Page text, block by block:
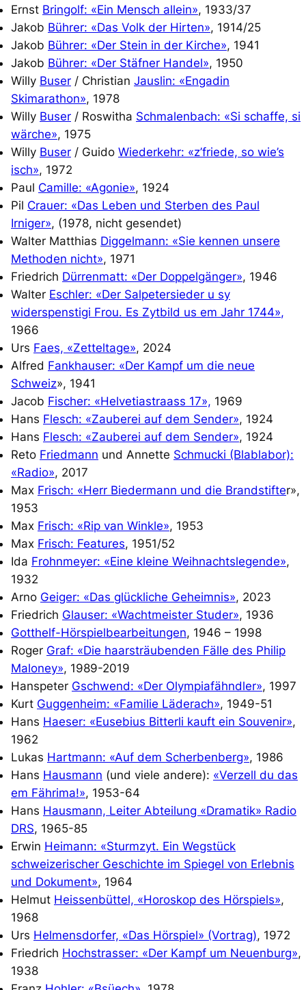
Ernst Bringolf: «Ein Mensch allein», 1933/37
Jakob Bührer: «Das Volk der Hirten», 1914/25
Jakob Bührer: «Der Stein in der Kirche», 1941
Jakob Bührer: «Der Stäfner Handel», 1950
Willy Buser / Christian Jauslin: «Engadin
Skimarathon», 1978
Willy Buser / Roswitha Schmalenbach: «Si schaffe, si
wärche», 1975
Willy Buser / Guido Wiederkehr: «z’friede, so wie’s
isch», 1972
Paul Camille: «Agonie», 1924
Pil Crauer: «Das Leben und Sterben des Paul
Irniger», (1978, nicht gesendet)
Walter Matthias Diggelmann: «Sie kennen unsere
Methoden nicht», 1971
Friedrich Dürrenmatt: «Der Doppelgänger», 1946
Walter Eschler: «Der Salpetersieder u sy
widerspenstigi Frou. Es Zytbild us em Jahr 1744»,
1966
Urs Faes, «Zetteltage», 2024
Alfred Fankhauser: «Der Kampf um die neue
Schweiz», 1941
Jacob Fischer: «Helvetiastraass 17», 1969
Hans Flesch: «Zauberei auf dem Sender», 1924
Hans Flesch: «Zauberei auf dem Sender», 1924
Reto Friedmann und Annette Schmucki (Blablabor):
«Radio», 2017
Max Frisch: «Herr Biedermann und die Brandstifter»,
1953
Max Frisch: «Rip van Winkle», 1953
Max Frisch: Features, 1951/52
Ida Frohnmeyer: «Eine kleine Weihnachtslegende»,
1932
Arno Geiger: «Das glückliche Geheimnis», 2023
Friedrich Glauser: «Wachtmeister Studer», 1936
Gotthelf-Hörspielbearbeitungen, 1946 – 1998
Roger Graf: «Die haarsträubenden Fälle des Philip
Maloney», 1989-2019
Hanspeter Gschwend: «Der Olympiafähndler», 1997
Kurt Guggenheim: «Familie Läderach», 1949-51
Hans Haeser: «Eusebius Bitterli kauft ein Souvenir»,
1962
Lukas Hartmann: «Auf dem Scherbenberg», 1986
Hans Hausmann (und viele andere): «Verzell du das
em Fährima!», 1953-64
Hans Hausmann, Leiter Abteilung «Dramatik» Radio
DRS, 1965-85
Erwin Heimann: «Sturmzyt. Ein Wegstück
schweizerischer Geschichte im Spiegel von Erlebnis
und Dokument», 1964
Helmut Heissenbüttel, «Horoskop des Hörspiels»,
1968
Urs Helmensdorfer, «Das Hörspiel» (Vortrag), 1972
Friedrich Hochstrasser: «Der Kampf um Neuenburg»,
1938